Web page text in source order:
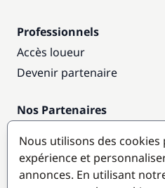
Professionnels
Accès loueur
Devenir partenaire
Nos Partenaires
Destinations populaires
Nous utilisons des
expérience et
annonces. En utilisant